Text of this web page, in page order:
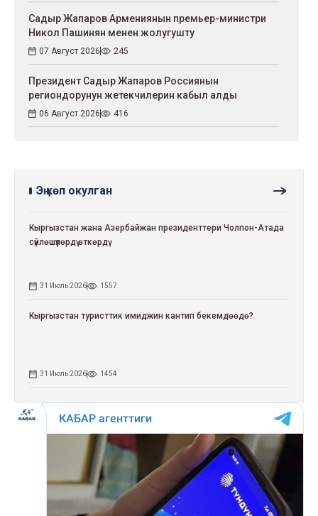
Садыр Жапаров Армениянын премьер-министри
Никол Пашинян менен жолугушту
07 Август 2026 245
Президент Садыр Жапаров Россиянын
региондорунун жетекчилерин кабыл алды
06 Август 2026 416
Эң көп окулган
Кыргызстан жана Азербайжан президенттери Чолпон-Атада
сүйлөшүүлөрдү өткөрдү
31 Июль 2026 1557
Кыргызстан туристтик имиджин кантип бекемдөөдө?
31 Июль 2026 1454